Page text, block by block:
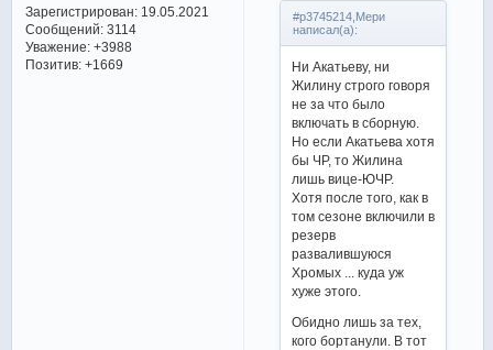
Зарегистрирован: 19.05.2021
Сообщений:3114
Уважение: +3988
Позитив: +1669
#p3745214,Мери
написал(а):
Ни Акатьеву, ни
Жилину строго говоря
не за что было
включать в сборную.
Но если Акатьева хотя
бы ЧР, то Жилина
лишь вице-ЮЧР.
Хотя после того, как в
том сезоне включили в
резерв
развалившуюся
Хромых ... куда уж
хуже этого.
Обидно лишь за тех,
кого бортанули. В тот